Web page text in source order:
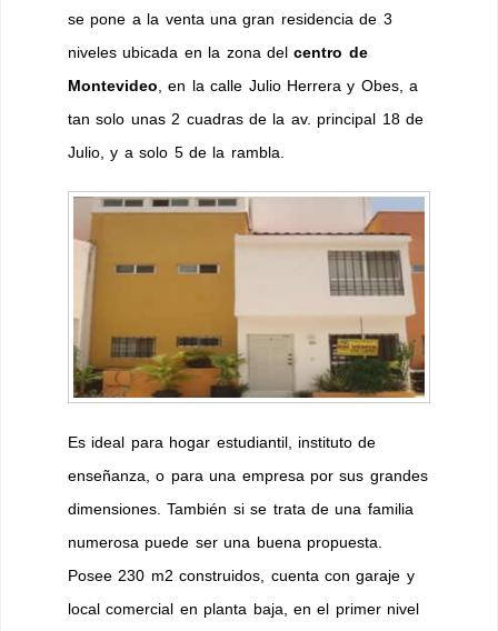
se pone a la venta una gran residencia de 3
niveles ubicada en la zona delcentro de
Montevideo , en la calle Julio Herrera y Obes, a
tan solo unas 2 cuadras de la av. principal 18 de
Julio, y a solo 5 de la rambla.
Es ideal para hogar estudiantil, instituto de
enseñanza, o para una empresa por sus grandes
dimensiones. También si se trata de una familia
numerosa puede ser una buena propuesta.
Posee 230 m2 construidos, cuenta con garaje y
local comercial en planta baja, en el primer nivel